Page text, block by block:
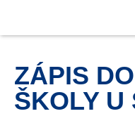
ZÁPIS
ŠKOLY U